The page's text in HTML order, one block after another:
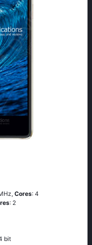
Cores: 4
: 2
bit